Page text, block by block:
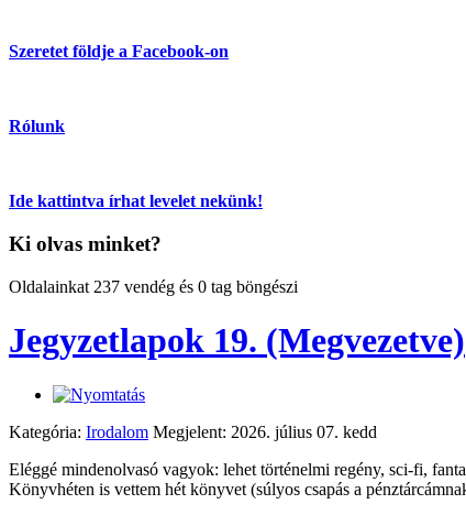
Szeretet földje a Facebook-on
Rólunk
Ide kattintva írhat levelet nekünk!
Ki olvas minket?
Oldalainkat 237 vendég és 0 tag böngészi
Jegyzetlapok 19. (Megvezetve)
Kategória: Irodalom Megjelent: 2026. július 07. kedd
Eléggé mindenolvasó vagyok: lehet történelmi regény, sci-fi,
Könyvhéten is vettem hét könyvet (súlyos csapás a